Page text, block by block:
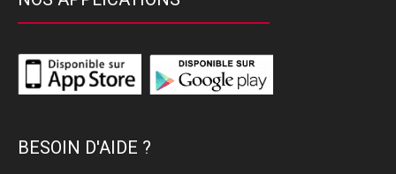
BESOIN D'AIDE ?